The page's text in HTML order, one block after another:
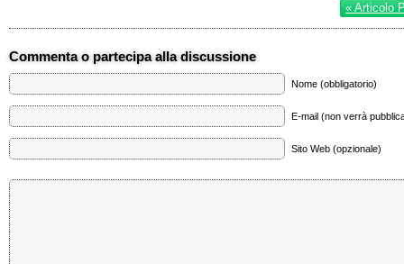
« Articolo
Commenta o partecipa alla discussione
Nome (obbligatorio)
E-mail (non verrà
Sito Web (opzionale)